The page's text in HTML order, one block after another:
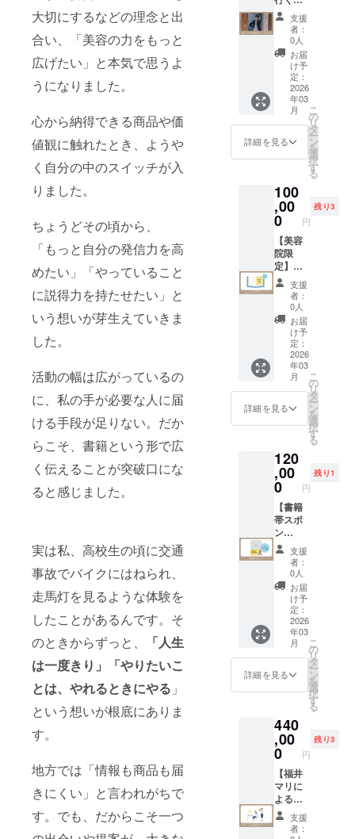
大切にするなどの理念と出
合い、「美容の力をもっと
広げたい」と本気で思うよ
うになりました。
心から納得できる商品や価
値観に触れたとき、ようや
く自分の中のスイッチが入
りました。
ちょうどその頃から、
「もっと自分の発信力を高
めたい」「やっていること
に説得力を持たせたい」と
いう想いが芽生えていきま
した。
活動の幅は広がっているの
に、私の手が必要な人に届
ける手段が足りない。だか
らこそ、書籍という形で広
く伝えることが突破口にな
ると感じました。
実は私、高校生の頃に交通
事故でバイクにはねられ、
走馬灯を見るような体験を
したことがあるんです。そ
のときからずっと、
「人生
は一度きり」「やりたいこ
とは、やれるときにやる 」
という想いが根底にありま
す。
地方では「情報も商品も届
きにくい」と言われがちで
す。でも、だからこそ一つ
用しな
いでく
ださ
い。 使
用中や
使用後
に刺激
などの
異常が
現れた
場合
は、使
用を中
皮膚科
専門医
にご相
談くだ
さい。
高温多
湿や直
射日光
を避
け、冷
暗所に
保管し
てくだ
さい。
開封後
は早め
に使い
切るよ
うにし
てくだ
で、個
別の課
題にも
丁寧に
お応え
しま
す。
【有効
期限】
2026年
ます。
お断り
させて
いただ
いた場
合にお
いても
返金は
いたし
かねま
す。 ※
7月末ま
で
相談し
て決め
られる
ので、
サロン
向け研
修やイ
ベント
にも◎
※交通
費・宿
ださ
い。
【有効
期限】
2026年
7月末ま
で
勢神宮
パワー
スポッ
ト巡
り】 福
井マリ
と一緒
に、伊
勢神宮
パワー
スポッ
ト巡り
とおか
で食べ
歩きを
しま
しょ
う！ ■
詳細 ・
日程：5
月（予
定） ・
時間：
10:00～
17:00
・集
合：伊
勢神宮
内宮に
て10:00
集合 ・
交通
費、食
※詳細は
メール
にてお
知らせ
いたし
ます。
支援
者：
0人
お届
け予
定：
2026
年03
月
詳細を見る
こ
の
リ
タ
ー
ン
を
選
択
す
る
100
,00
0 円
残り3
【美容
院限
定】採
用広告
スポン
サー 書
籍「目
覚め
よ、美
容師！
ビジネ
ス荒野
を切り
拓く ハ
サミの
先の革
（仮）
」にあ
なたの
美容院
の採用
広告を
掲載し
ます。
店名と
お店情
報、採
用情
報、お
店のロ
ゴ、リ
ンクを
掲載さ
せてい
ただき
ます。
定で
す。 ※
掲載内
容は
メール
にて打
合せさ
せてい
ただき
支援
者：
0人
お届
け予
定：
2026
年03
月
詳細を見る
こ
の
リ
タ
ー
ン
を
選
択
す
る
120
,00
0 円
残り1
【書籍
帯スポ
ン
サー】
書籍
「目覚
めよ、
美容
師！ビ
ジネス
荒野を
切り拓
く ハサ
ミの先
の革命
宣言
」(仮)の
帯にコ
メント
と企業
名を掲
載させ
ていた
だきま
す。 さ
支援
者：
0人
お届
け予
定：
2026
年03
月
詳細を見る
こ
の
リ
タ
ー
ン
を
選
択
す
る
440
,00
0 円
残り3
【福井
マリに
よる店
舗向け
向けコ
支援
者：